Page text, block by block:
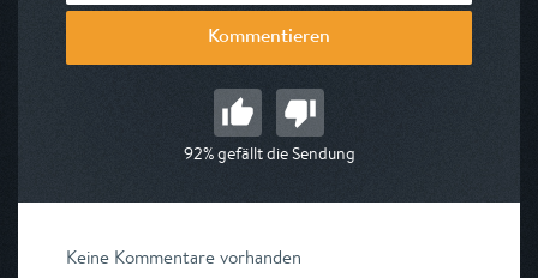
Kommentieren
92% gefällt die Sendung
Keine Kommentare vorhanden